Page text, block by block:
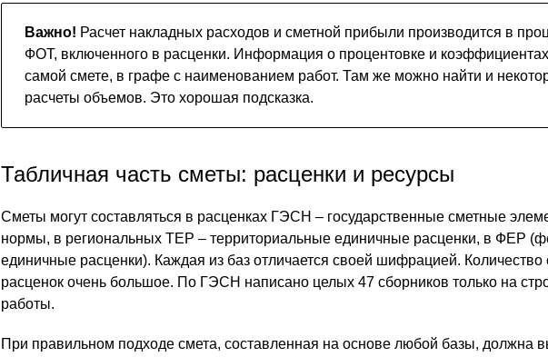
Важно! Расчет накладных расходов и сметной прибыли производится в
ФОТ, включенного в расценки. Информация о процентовке и коэффициентах
самой смете, в графе с наименованием работ. Там же можно найти и
расчеты объемов. Это хорошая подсказка.
Табличная часть сметы: расценки и ресурсы
Сметы могут составляться в расценках ГЭСН – государственные сметные
нормы, в региональных ТЕР – территориальные единичные расценки, в ФЕР
единичные расценки). Каждая из баз отличается своей шифрацией. Количество
расценок очень большое. По ГЭСН написано целых 47 сборников только на
работы.
При правильном подходе смета, составленная на основе любой базы, должна